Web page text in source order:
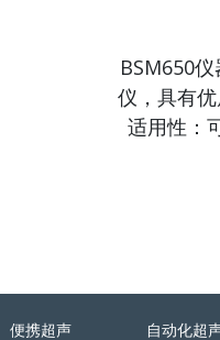
BSM650
仪，具有
适用性：
便携超声 自动化超